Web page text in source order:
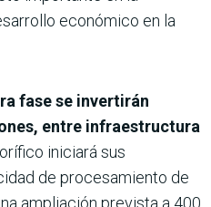
económico en la
fase se invertirán
entre infraestructura
iniciará sus
de procesamiento de
ampliación prevista a 400